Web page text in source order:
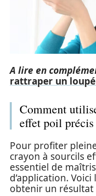
A lire en
rattraper un loupé
Comment
effet poil précis
Pour profiter
crayon à sourcils
essentiel de
d’application.
obtenir un